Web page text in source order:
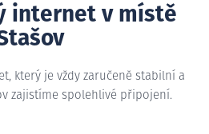
internet v místě
který je vždy zaručeně stabilní a
zajistíme spolehlivé připojení.